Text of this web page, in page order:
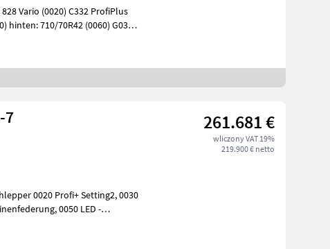
Vario (0020) C332 ProfiPlus
(0060) G035
7 261.681 €
wliczony VAT 19%
219.900 € netto
0020 Profi+ Setting2, 0030